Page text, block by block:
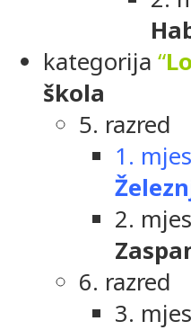
kategorija “
škola
5. razred
1.
2.
6. razred
3.